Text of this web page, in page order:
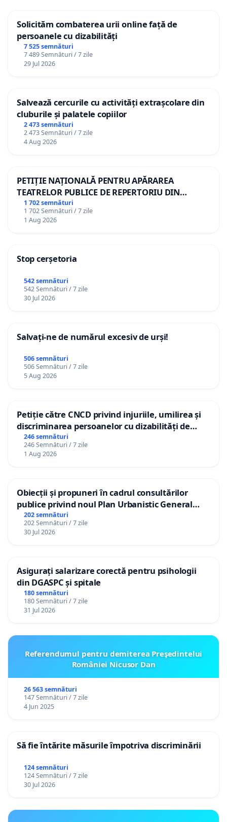
Solicităm combaterea urii online față de
persoanele cu dizabilități
7 525 semnături
7 489 Semnături / 7 zile
29 Jul 2026
Salvează cercurile cu activități extrașcolare din
cluburile și palatele copiilor
2 473 semnături
2 473 Semnături / 7 zile
4 Aug 2026
PETIȚIE NAȚIONALĂ PENTRU APĂRAREA
TEATRELOR PUBLICE DE REPERTORIU DIN
ROMÂNIA
1 702 semnături
1 702 Semnături / 7 zile
1 Aug 2026
Stop cerșetoria
542 semnături
542 Semnături / 7 zile
30 Jul 2026
Salvați-ne de numărul excesiv de urși!
506 semnături
506 Semnături / 7 zile
5 Aug 2026
Petiție către CNCD privind injuriile, umilirea și
discriminarea persoanelor cu dizabilități de
către utilizatorul TikTok „Gorici”
246 semnături
246 Semnături / 7 zile
1 Aug 2026
Obiecții și propuneri în cadrul consultărilor
publice privind noul Plan Urbanistic General
(PUG) Ialoveni
202 semnături
202 Semnături / 7 zile
30 Jul 2026
Asigurați salarizare corectă pentru psihologii
din DGASPC și spitale
180 semnături
180 Semnături / 7 zile
31 Jul 2026
Referendumul pentru demiterea Preşedintelui
României Nicusor Dan
26 563 semnături
147 Semnături / 7 zile
4 Jun 2025
Să fie întărite măsurile împotriva discriminării
124 semnături
124 Semnături / 7 zile
30 Jul 2026